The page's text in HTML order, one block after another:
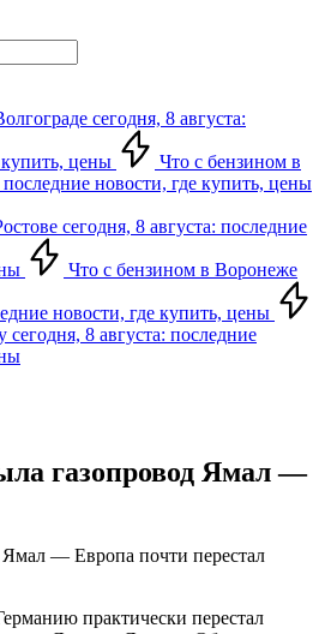
сегодня, 8 августа:
купить, цены
Что с бензином в
новости, где купить, цены
сегодня, 8 августа: последние
Что с бензином в Воронеже
новости, где купить, цены
8 августа: последние
газопровод Ямал —
Ямал — Европа почти перестал
практически перестал